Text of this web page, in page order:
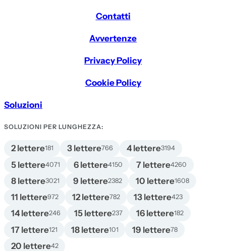
Contatti
Avvertenze
Privacy Policy
Cookie Policy
Soluzioni
SOLUZIONI PER LUNGHEZZA:
2 lettere181 3 lettere766 4 lettere3194
5 lettere4071 6 lettere4150 7 lettere4260
8 lettere3021 9 lettere2382 10 lettere1608
11 lettere972 12 lettere782 13 lettere423
14 lettere246 15 lettere237 16 lettere182
17 lettere121 18 lettere101 19 lettere78
20 lettere42